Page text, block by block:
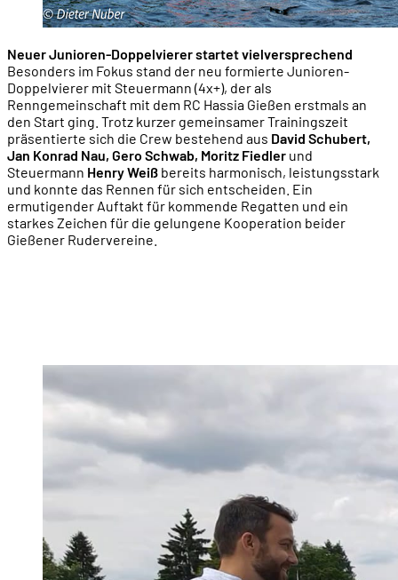
Neuer Junioren-Doppelvierer startet vielversprechend
Besonders im Fokus stand der neu formierte Junioren-
Doppelvierer mit Steuermann (4x+), der als
Renngemeinschaft mit dem RC Hassia Gießen erstmals an
den Start ging. Trotz kurzer gemeinsamer Trainingszeit
präsentierte sich die Crew bestehend aus David Schubert,
Jan Konrad Nau, Gero Schwab, Moritz Fiedler und
Steuermann Henry Weiß bereits harmonisch, leistungsstark
und konnte das Rennen für sich entscheiden. Ein
ermutigender Auftakt für kommende Regatten und ein
starkes Zeichen für die gelungene Kooperation beider
Gießener Rudervereine.